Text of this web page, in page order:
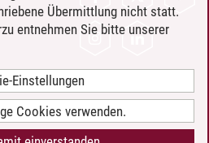
Übermittlung nicht statt.
entnehmen Sie bitte unserer
Einstellungen
Cookies verwenden.